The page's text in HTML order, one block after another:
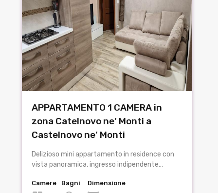
APPARTAMENTO 1 CAMERA in
zona Catelnovo ne’ Monti a
Castelnovo ne’ Monti
Delizioso mini appartamento in residence con
vista panoramica, ingresso indipendente…
Camere
Bagni
Dimensione